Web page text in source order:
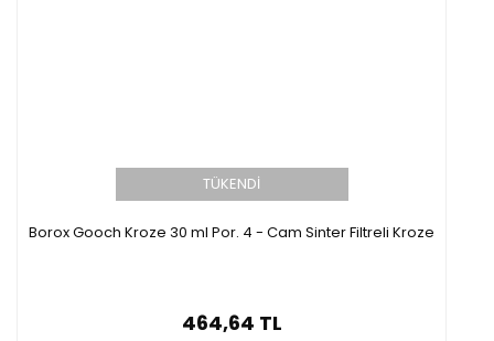
TÜKENDİ
Borox Gooch Kroze 30 ml Por. 4 - Cam Sinter Filtreli Kroze
464,64 TL